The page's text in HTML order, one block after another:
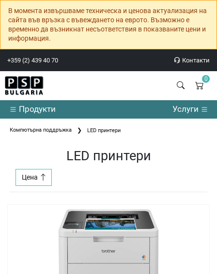
В момента извършваме техническа и ценова актуализация на
сайта във връзка с въвеждането на еврото. Възможно е
временно да възникнат несъответствия в показваните цени и
информация.
+359 (2) 439 40 70 Контакти
0
Продукти Услуги
Компютърна поддръжка LED принтери
LED принтери
Цена